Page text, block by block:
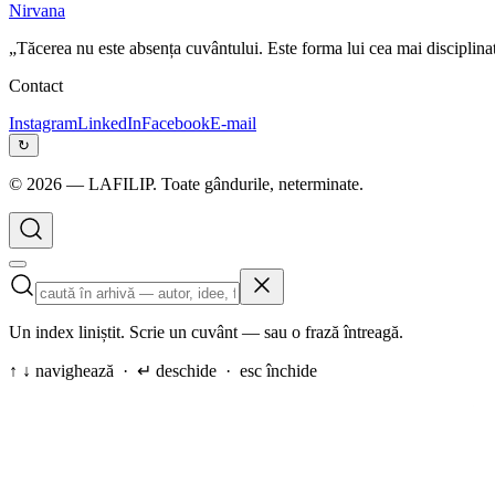
Nirvana
„Tăcerea nu este absența cuvântului. Este forma lui cea mai
Contact
InstagramLinkedInFacebookE-mail
↻
© 2026 — LAFILIP. Toate gândurile, neterminate.
Un index liniștit. Scrie un cuvânt — sau o frază întreagă.
↑ ↓ navighează · ↵ deschide · esc închide